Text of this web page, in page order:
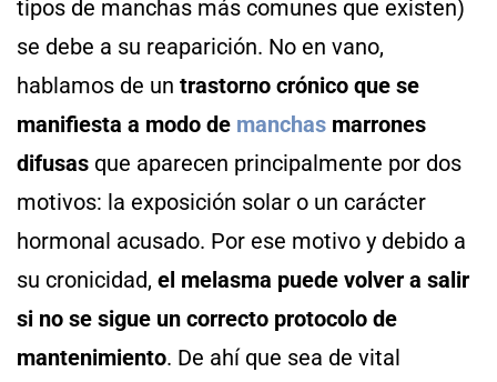
tipos de manchas más comunes que existen)
se debe a su reaparición. No en vano,
hablamos de un trastorno crónico que se
manifiesta a modo de manchas marrones
difusas que aparecen principalmente por dos
motivos: la exposición solar o un carácter
hormonal acusado. Por ese motivo y debido a
su cronicidad, el melasma puede volver a salir
si no se sigue un correcto protocolo de
mantenimiento. De ahí que sea de vital